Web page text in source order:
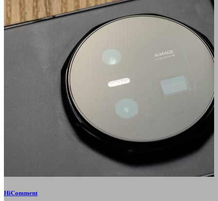
HiComment